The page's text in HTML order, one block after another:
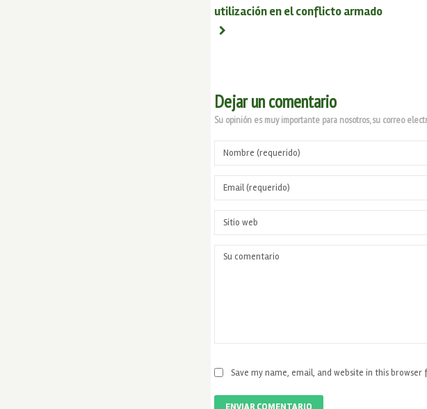
utilización en el conflicto armado
Dejar un comentario
Su opinión es muy importante para nosotros, su correo
Save my name, email, and website in this